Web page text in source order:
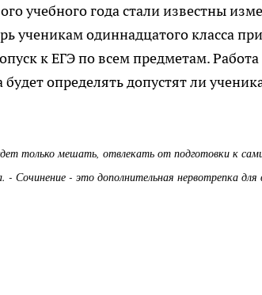
учебного года стали известны
ученикам одиннадцатого класса
к ЕГЭ по всем предметам.
определять допустят ли
только мешать, отвлекать от подготовки к
- Сочинение - это дополнительная нервотрепка для